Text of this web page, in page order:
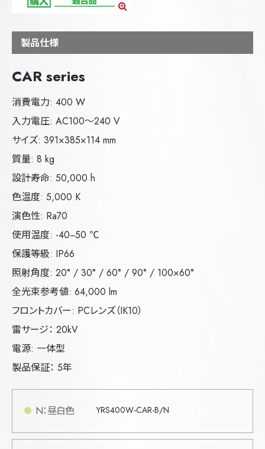
製品仕様
CAR series
消費電力: 400 W
入力電圧: AC100～240 V
サイズ: 391×385×114 mm
質量: 8 kg
設計寿命: 50,000 h
色温度: 5,000 K
演色性: Ra70
使用温度: -40~50 ℃
保護等級: IP66
照射角度: 20° / 30° / 60° / 90° / 100×60°
全光束参考値: 64,000 lm
フロントカバー: PCレンズ（IK10）
雷サージ： 20kV
電源: 一体型
製品保証： 5年
N：昼白色 YRS400W-CAR-B/N